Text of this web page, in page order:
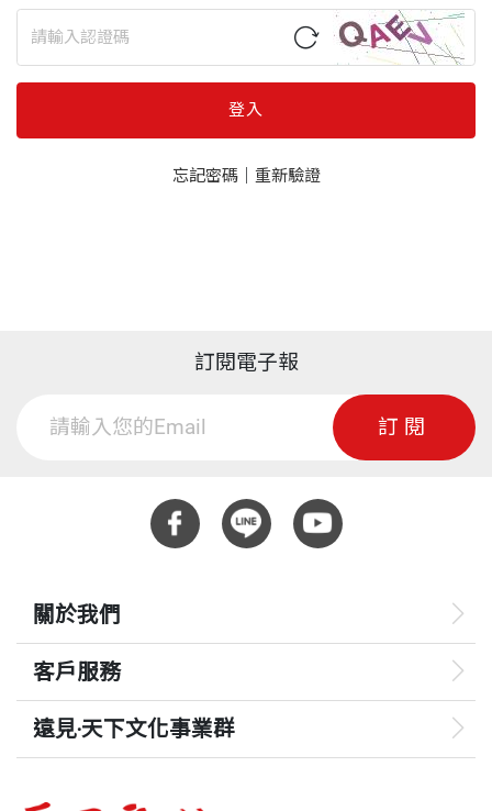
登入
忘記密碼｜ 重新驗證
訂閱電子報
訂閱
關於我們
客戶服務
遠見‧天下文化事業群